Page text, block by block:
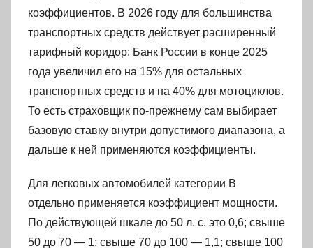
коэффициентов. В 2026 году для большинства
транспортных средств действует расширенный
тарифный коридор: Банк России в конце 2025
года увеличил его на 15% для остальных
транспортных средств и на 40% для мотоциклов.
То есть страховщик по-прежнему сам выбирает
базовую ставку внутри допустимого диапазона, а
дальше к ней применяются коэффициенты.
Для легковых автомобилей категории B
отдельно применяется коэффициент мощности.
По действующей шкале до 50 л. с. это 0,6; свыше
50 до 70 — 1; свыше 70 до 100 — 1,1; свыше 100